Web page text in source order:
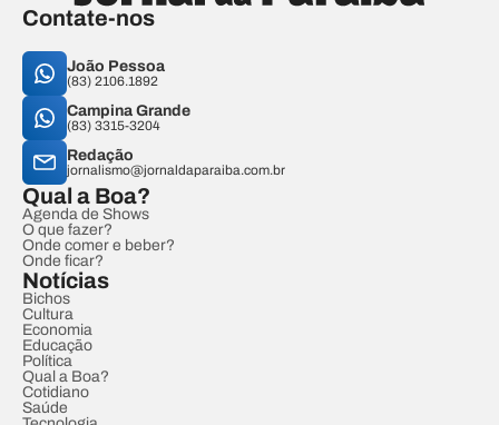
Contate-nos
João Pessoa
(83) 2106.1892
Campina Grande
(83) 3315-3204
Redação
jornalismo@jornaldaparaiba.com.br
Qual a Boa?
Agenda de Shows
O que fazer?
Onde comer e beber?
Onde ficar?
Notícias
Bichos
Cultura
Economia
Educação
Política
Qual a Boa?
Cotidiano
Saúde